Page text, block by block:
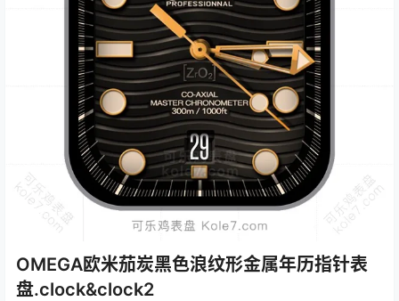
OMEGA欧米茄炭黑色浪纹形金属年历指针表
盘.clock&clock2